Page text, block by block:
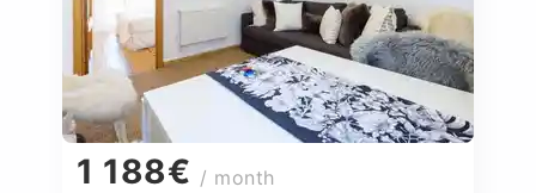
1 188€ / month